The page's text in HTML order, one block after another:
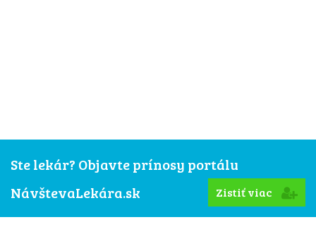
Ste lekár? Objavte prínosy portálu
NávštevaLekára.sk
Zistiť viac